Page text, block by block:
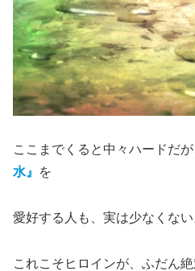
ここまでくると中々ハードだ
水』
を
愛好する人も、実は少なくない
これこそヒロインが、ふだん